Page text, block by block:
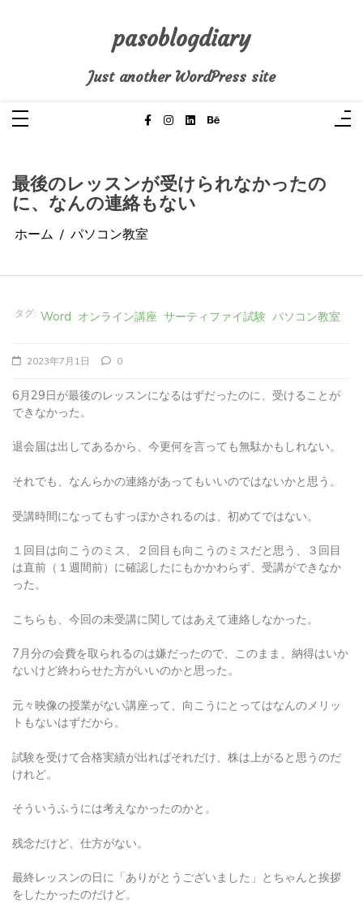
pasoblogdiary
Just another WordPress site
最後のレッスンが受けられなかったの
に、なんの連絡もない
ホーム パソコン教室
Word オンライン講座 サーティファイ試験 パソコン教室
6月29日が最後のレッスンになるはずだったのに、受けることが
できなかった。
退会届は出してあるから、今更何を言っても無駄かもしれない。
それでも、なんらかの連絡があってもいいのではないかと思う。
受講時間になってもすっぽかされるのは、初めてではない。
１回目は向こうのミス、２回目も向こうのミスだと思う、３回目
は直前（１週間前）に確認したにもかかわらず、受講ができなか
った。
こちらも、今回の未受講に関してはあえて連絡しなかった。
7月分の会費を取られるのは嫌だったので、このまま、納得はいか
ないけど終わらせた方がいいのかと思った。
元々映像の授業がない講座って、向こうにとってはなんのメリッ
トもないはずだから。
試験を受けて合格実績が出ればそれだけ、株は上がると思うのだ
けれど。
そういうふうには考えなかったのかと。
残念だけど、仕方がない。
最終レッスンの日に「ありがとうございました」とちゃんと挨拶
をしたかったのだけど。